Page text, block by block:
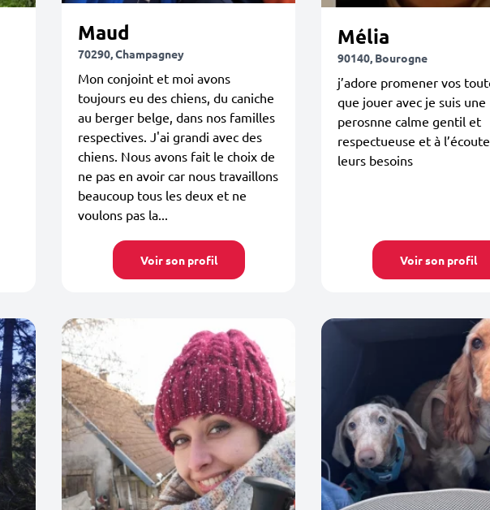
Maud
70290, Champagney
Mon conjoint et moi avons
toujours eu des chiens, du caniche
au berger belge, dans nos familles
respectives. J'ai grandi avec des
chiens. Nous avons fait le choix de
ne pas en avoir car nous travaillons
beaucoup tous les deux et ne
voulons pas la...
Voir son profil
Mélia
90140, Bourogne
j’adore promener vos
que jouer avec je suis une
perosnne calme gentil et
respectueuse et à
leurs besoins
Voir son profil